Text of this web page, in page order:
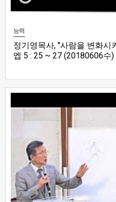
능력
정기영목사, "사람을 변화시
엡 5 : 25 ~ 27 (20180606수)